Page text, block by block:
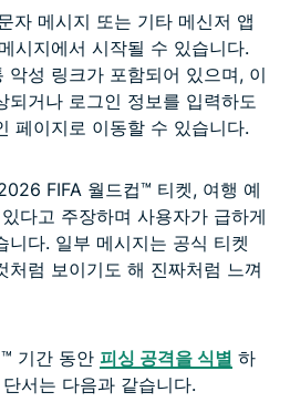
자 메시지 또는 기타 메신저 앱
시지에서 시작될 수 있습니다.
악성 링크가 포함되어 있으며, 이
되거나 로그인 정보를 입력하도
페이지로 이동할 수 있습니다.
FIFA 월드컵™ 티켓, 여행 예
다고 주장하며 사용자가 급하게
니다. 일부 메시지는 공식 티켓
처럼 보이기도 해 진짜처럼 느껴
기간 동안 피싱 공격을 식별 하
서는 다음과 같습니다.